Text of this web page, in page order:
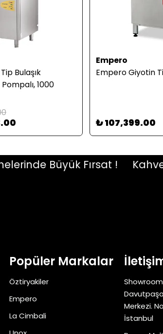
Bulaşık
1000
Empero
Empero Giyotin
₺ 107,399.00
Büyük Fırsat ! Kahve
Popüler Markalar
Öztiryakiler
Empero
La Cimbali
Merkezi.
İstanbul